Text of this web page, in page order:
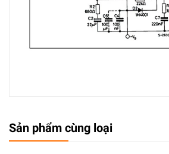
Sản phẩm cùng loại